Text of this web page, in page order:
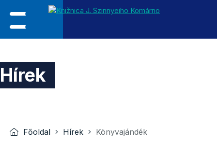
Hírek
Főoldal Hírek Könyvajándék